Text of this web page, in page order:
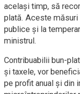
același timp, să
plată. Aceste
publice și la
ministrul.
Contribuabilii bun-
și taxele, vor
pe profit anual și din